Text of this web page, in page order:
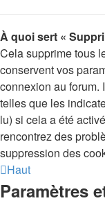
À quoi sert «
Cela supprime tous
conservent vos
connexion au forum.
telles que les
lu) si cela a été
rencontrez des
suppression des
Haut
Paramètres